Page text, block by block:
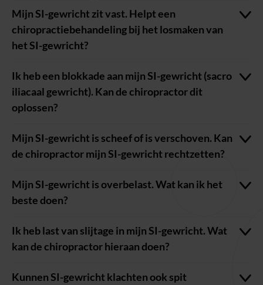
Mijn SI-gewricht zit vast. Helpt een
chiropractiebehandeling bij het losmaken van
het SI-gewricht?
Ik heb een blokkade aan mijn SI-gewricht (sacro
iliacaal gewricht). Kan de chiropractor dit
oplossen?
Mijn SI-gewricht is scheef of is verschoven. Kan
de chiropractor mijn SI-gewricht rechtzetten?
Mijn SI-gewricht is overbelast. Wat kan ik het
beste doen?
Ik heb last van slijtage in mijn SI-gewricht. Wat
kan de chiropractor hieraan doen?
Kunnen SI-gewricht klachten ook spit